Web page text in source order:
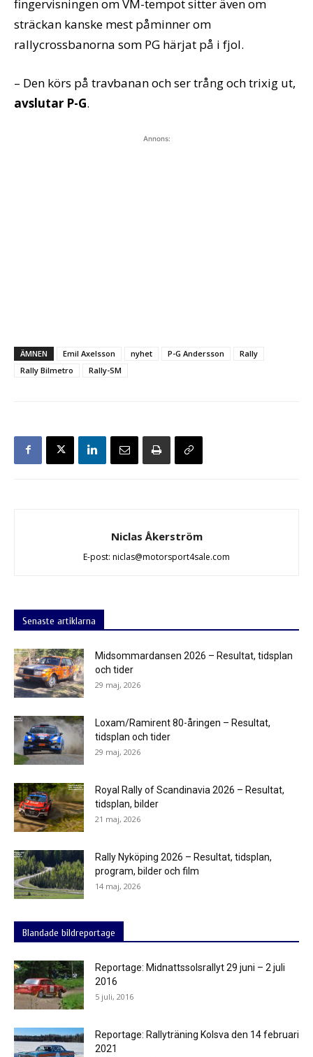
fingervisningen om VM-tempot sitter även om
sträckan kanske mest påminner om
rallycrossbanorna som PG härjat på i fjol.
– Den körs på travbanan och ser trång och trixig ut,
avslutar P-G.
Annons:
ÄMNEN Emil Axelsson nyhet P-G Andersson
Rally
Rally Bilmetro
Rally-SM
Niclas Åkerström
E-post: niclas@motorsport4sale.com
Senaste artiklarna
Midsommardansen 2026 – Resultat, tidsplan
och tider
29 maj, 2026
Loxam/Ramirent 80-åringen – Resultat,
tidsplan och tider
29 maj, 2026
Royal Rally of Scandinavia 2026 – Resultat,
tidsplan, bilder
21 maj, 2026
Rally Nyköping 2026 – Resultat, tidsplan,
program, bilder och film
14 maj, 2026
Blandade bildreportage
Reportage: Midnattssolsrallyt 29 juni – 2 juli
2016
5 juli, 2016
Reportage: Rallyträning Kolsva den 14 februari
2021